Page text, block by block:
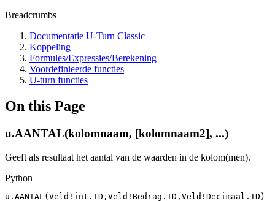
Breadcrumbs
Documentatie U-Turn Classic
Koppeling
Formules/Expressies/Berekening
Voordefinieerde functies
U-turn functies
On this Page
u.AANTAL(kolomnaam, [kolomnaam2], ...)
Geeft als resultaat het aantal van de waarden in de kolom(men).
Python
u . AANTAL (Veld! int . ID , Veld!Bedrag . ID , Veld!Decimaal . ID )